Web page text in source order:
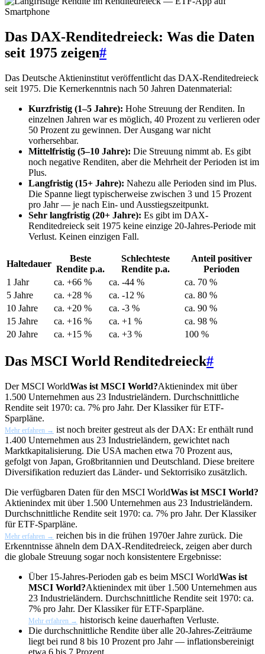
Das DAX-Renditedreieck: Was die Daten
seit 1975 zeigen#
Das Deutsche Aktieninstitut veröffentlicht das DAX-Renditedreieck
seit 1975. Die Kernerkenntnis nach 50 Jahren Datenmaterial:
Kurzfristig (1–5 Jahre): Hohe Streuung der Renditen. In
einzelnen Jahren war es möglich, 40 Prozent zu verlieren oder
50 Prozent zu gewinnen. Der Ausgang war nicht
vorhersehbar.
Mittelfristig (5–10 Jahre): Die Streuung nimmt ab. Es gibt
noch negative Renditen, aber die Mehrheit der Perioden ist im
Plus.
Langfristig (15+ Jahre): Nahezu alle Perioden sind im Plus.
Die Spanne liegt typischerweise zwischen 3 und 15 Prozent
pro Jahr — je nach Ein- und Ausstiegszeitpunkt.
Sehr langfristig (20+ Jahre): Es gibt im DAX-
Renditedreieck seit 1975 keine einzige 20-Jahres-Periode mit
Verlust. Keinen einzigen Fall.
Haltedauer
Beste
Rendite p.a.
Schlechteste
Rendite p.a.
Anteil positiver
Perioden
1 Jahr
ca. +66 % ca. -44 %
ca. 70 %
5 Jahre
ca. +28 % ca. -12 %
ca. 80 %
10 Jahre
ca. +20 % ca. -3 %
ca. 90 %
15 Jahre
ca. +16 % ca. +1 %
ca. 98 %
20 Jahre
ca. +15 % ca. +3 % 100 %
Das MSCI World Renditedreieck#
DerMSCI WorldWas ist MSCI World?Aktienindex mit über
1.500 Unternehmen aus 23 Industrieländern. Durchschnittliche
Rendite seit 1970: ca. 7% pro Jahr. Der Klassiker für ETF-
Sparpläne.
Mehr erfahren → ist noch breiter gestreut als der DAX: Er enthält rund
1.400 Unternehmen aus 23 Industrieländern, gewichtet nach
Marktkapitalisierung. Die USA machen etwa 70 Prozent aus,
gefolgt von Japan, Großbritannien und Deutschland. Diese breitere
Diversifikation reduziert das Länder- und Sektorrisiko zusätzlich.
Die verfügbaren Daten für den MSCI WorldWas ist MSCI World?
Aktienindex mit über 1.500 Unternehmen aus 23 Industrieländern.
Durchschnittliche Rendite seit 1970: ca. 7% pro Jahr. Der Klassiker
für ETF-Sparpläne.
Mehr erfahren → reichen bis in die frühen 1970er Jahre zurück. Die
Erkenntnisse ähneln dem DAX-Renditedreieck, zeigen aber durch
die globale Streuung sogar noch konsistentere Ergebnisse:
Über 15-Jahres-Perioden gab es beim MSCI WorldWas ist
MSCI World?Aktienindex mit über 1.500 Unternehmen aus
23 Industrieländern. Durchschnittliche Rendite seit 1970: ca.
7% pro Jahr. Der Klassiker für ETF-Sparpläne.
Mehr erfahren → historisch keine dauerhaften Verluste.
Die durchschnittliche Rendite über alle 20-Jahres-Zeiträume
liegt bei rund 8 bis 10 Prozent pro Jahr — inflationsbereinigt
etwa 6 bis 7 Prozent.